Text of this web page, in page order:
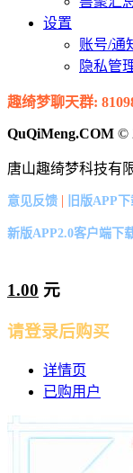
设置
账号/通
隐私管
趣绮梦聊天群:
QuQiMeng.COM ©
唐山趣绮梦科技有
意见反馈 | 旧版APP
新版APP2.0客户端下
1.00 元
请登录后购买
详情页
已购用户